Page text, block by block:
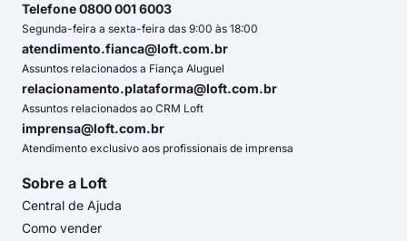
Telefone 0800 001 6003
Segunda-feira a sexta-feira das 9:00 às 18:00
atendimento.fianca@loft.com.br
Assuntos relacionados a Fiança Aluguel
relacionamento.plataforma@loft.com.br
Assuntos relacionados ao CRM Loft
imprensa@loft.com.br
Atendimento exclusivo aos profissionais de imprensa
Sobre a Loft
Central de Ajuda
Como vender